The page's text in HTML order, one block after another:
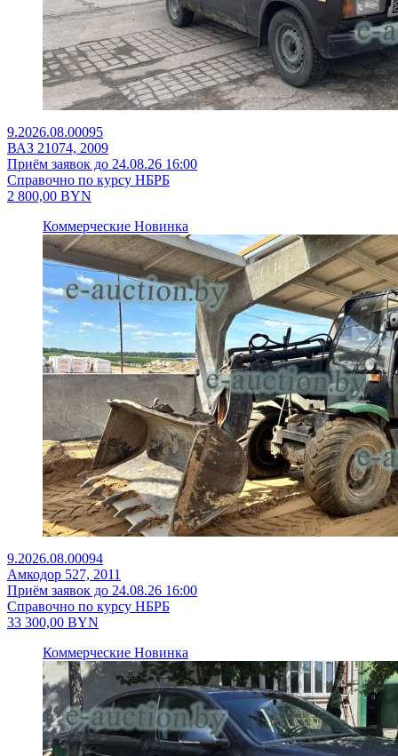
9.2026.08.00095
ВАЗ 21074, 2009
Приём заявок до 24.08.26 16:00
Справочно по курсу НБРБ
2 800,00 BYN
Коммерческие Новинка
9.2026.08.00094
Амкодор 527, 2011
Приём заявок до 24.08.26 16:00
Справочно по курсу НБРБ
33 300,00 BYN
Коммерческие Новинка